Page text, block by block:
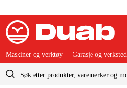
Maskiner og verktøy Garasje og verksted